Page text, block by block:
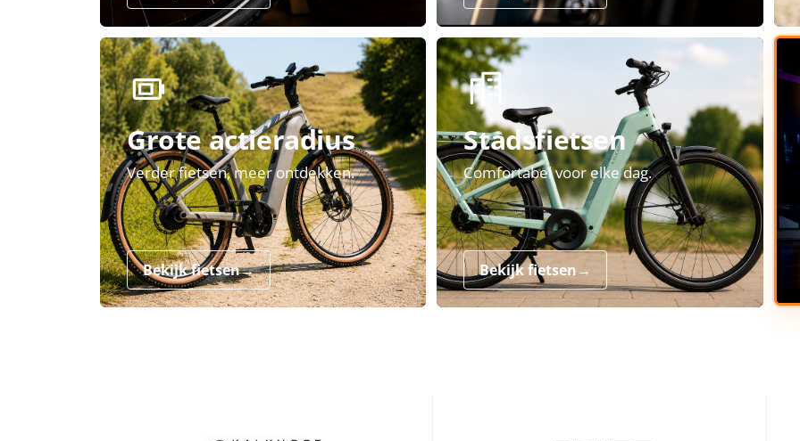
Grote actieradius
Verder fietsen, meer ontdekken.
Bekijk fietsen→
Stadsfietsen
Comfortabel voor elke dag.
Bekijk fietsen→